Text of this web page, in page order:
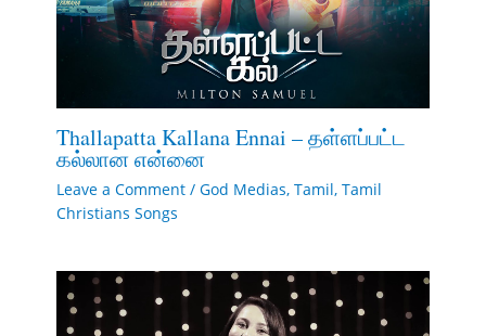
Thallapatta Kallana Ennai – தள்ளப்பட்ட
கல்லான என்னை
Leave a Comment / God Medias, Tamil, Tamil
Christians Songs